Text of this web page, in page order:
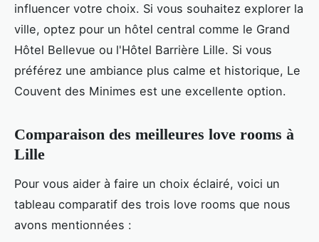
influencer votre choix. Si vous souhaitez explorer la
ville, optez pour un hôtel central comme le Grand
Hôtel Bellevue ou l'Hôtel Barrière Lille. Si vous
préférez une ambiance plus calme et historique, Le
Couvent des Minimes est une excellente option.
Comparaison des meilleures love rooms à
Lille
Pour vous aider à faire un choix éclairé, voici un
tableau comparatif des trois love rooms que nous
avons mentionnées :